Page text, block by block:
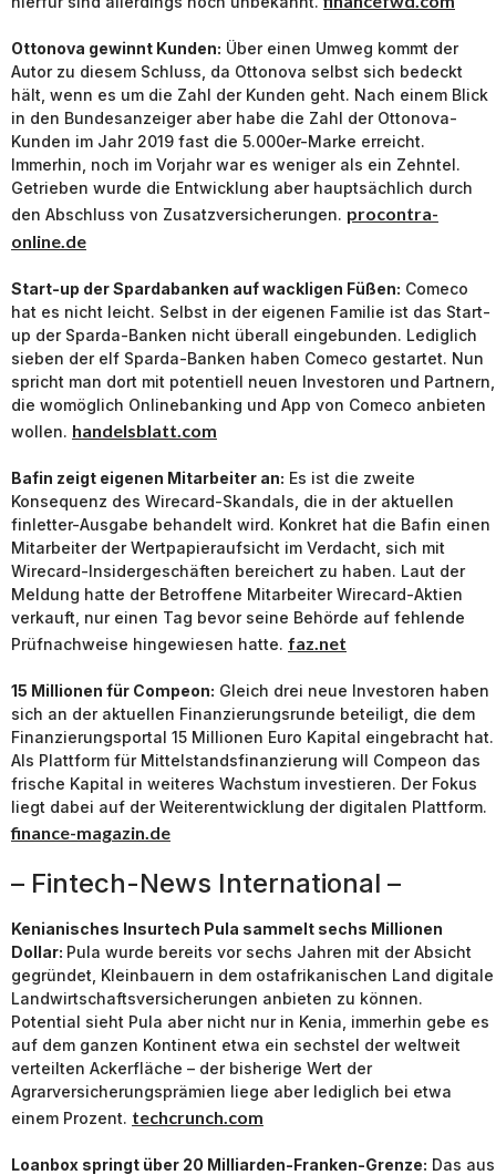
Ottonova gewinnt Kunden: Über einen Umweg kommt der
Autor zu diesem Schluss, da Ottonova selbst sich bedeckt
hält, wenn es um die Zahl der Kunden geht. Nach einem Blick
in den Bundesanzeiger aber habe die Zahl der Ottonova-
Kunden im Jahr 2019 fast die 5.000er-Marke erreicht.
Immerhin, noch im Vorjahr war es weniger als ein Zehntel.
Getrieben wurde die Entwicklung aber hauptsächlich durch
den Abschluss von Zusatzversicherungen. procontra-
online.de
Start-up der Spardabanken auf wackligen Füßen: Comeco
hat es nicht leicht. Selbst in der eigenen Familie ist das Start-
up der Sparda-Banken nicht überall eingebunden. Lediglich
sieben der elf Sparda-Banken haben Comeco gestartet. Nun
spricht man dort mit potentiell neuen Investoren und Partnern,
die womöglich Onlinebanking und App von Comeco anbieten
wollen. handelsblatt.com
Bafin zeigt eigenen Mitarbeiter an: Es ist die zweite
Konsequenz des Wirecard-Skandals, die in der aktuellen
finletter-Ausgabe behandelt wird. Konkret hat die Bafin einen
Mitarbeiter der Wertpapieraufsicht im Verdacht, sich mit
Wirecard-Insidergeschäften bereichert zu haben. Laut der
Meldung hatte der Betroffene Mitarbeiter Wirecard-Aktien
verkauft, nur einen Tag bevor seine Behörde auf fehlende
Prüfnachweise hingewiesen hatte. faz.net
15 Millionen für Compeon: Gleich drei neue Investoren haben
sich an der aktuellen Finanzierungsrunde beteiligt, die dem
Finanzierungsportal 15 Millionen Euro Kapital eingebracht hat.
Als Plattform für Mittelstandsfinanzierung will Compeon das
frische Kapital in weiteres Wachstum investieren. Der Fokus
liegt dabei auf der Weiterentwicklung der digitalen Plattform.
finance-magazin.de
– Fintech-News International –
Kenianisches Insurtech Pula sammelt sechs Millionen
Dollar: Pula wurde bereits vor sechs Jahren mit der Absicht
gegründet, Kleinbauern in dem ostafrikanischen Land digitale
Landwirtschaftsversicherungen anbieten zu können.
Potential sieht Pula aber nicht nur in Kenia, immerhin gebe es
auf dem ganzen Kontinent etwa ein sechstel der weltweit
verteilten Ackerfläche – der bisherige Wert der
Agrarversicherungsprämien liege aber lediglich bei etwa
einem Prozent. techcrunch.com
Loanbox springt über 20 Milliarden-Franken-Grenze: Das aus